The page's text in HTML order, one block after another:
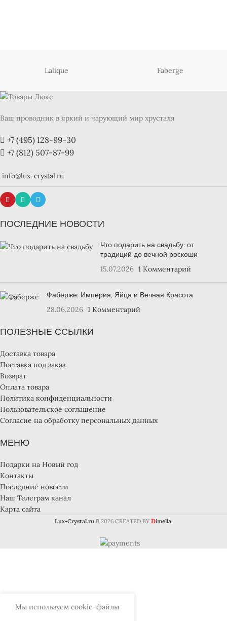
Lalique Faberge
Ваш проводник в яркий и чарующий мир хрусталя
+7 (495) 128-99-30
+7 (812) 507-87-99
info@lux-crystal.ru
ПОСЛЕДНИЕ НОВОСТИ
Что подарить на свадьбу: от
традиций до вечной роскоши
15.07.2026 1 Комментарий
Фаберже: Империя, Яйца и Вечная Красота
28.06.2026 1 Комментарий
ПОЛЕЗНЫЕ ССЫЛКИ
Доставка товара
Поставка под заказ
Возврат
Оплата товара
Политика конфиденциальности
Пользовательское соглашение
Согласие на обработку персональных данных
МЕНЮ
Подарки на Новый год
Контакты
Последние новости
Наш Телеграм канал
Карта сайта
Lux-Crystal.ru 2026 CREATED BY Dimella.
Мы используем cookie-файлы